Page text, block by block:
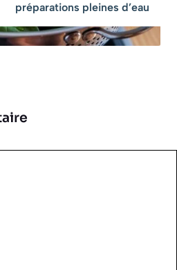
préparations pleines d’eau